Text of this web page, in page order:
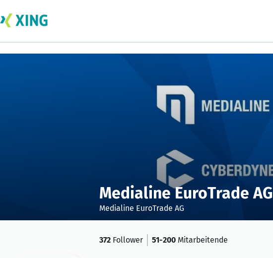
Medialine EuroTrade AG
Medialine EuroTrade AG
372 Follower 51-200 Mitarbeitende